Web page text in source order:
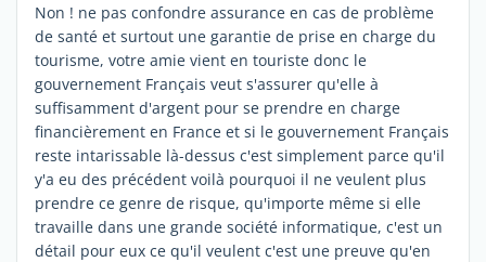
Non ! ne pas confondre assurance en cas de problème
de santé et surtout une garantie de prise en charge du
tourisme, votre amie vient en touriste donc le
gouvernement Français veut s'assurer qu'elle à
suffisamment d'argent pour se prendre en charge
financièrement en France et si le gouvernement Français
reste intarissable là-dessus c'est simplement parce qu'il
y'a eu des précédent voilà pourquoi il ne veulent plus
prendre ce genre de risque, qu'importe même si elle
travaille dans une grande société informatique, c'est un
détail pour eux ce qu'il veulent c'est une preuve qu'en